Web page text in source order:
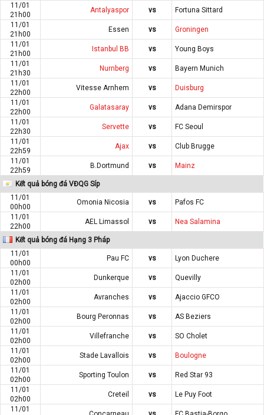
11/01
21h00
Antalyaspor vs
Fortuna Sittard
11/01
21h00
Essen vs
Groningen
11/01
21h00
Istanbul BB vs
Young Boys
11/01
21h30
Nurnberg vs
Bayern Munich
11/01
22h00
Vitesse Arnhem vs
Duisburg
11/01
22h00
Galatasaray vs
Adana Demirspor
11/01
22h30
Servette vs
FC Seoul
11/01
22h59
Ajax vs
Club Brugge
11/01
22h59
B.Dortmund vs Mainz
Kết quả bóng đá VĐQG Síp
11/01
00h00
Omonia Nicosia vs
Pafos FC
11/01
22h00
AEL Limassol vs Nea Salamina
Kết quả bóng đá Hạng 3 Pháp
11/01
00h00
Pau FC vs
Lyon Duchere
11/01
02h00
Dunkerque vs
Quevilly
11/01
02h00
Avranches vs
Ajaccio GFCO
11/01
02h00
Bourg Peronnas vs
AS Beziers
11/01
02h00
Villefranche vs
SO Cholet
11/01
02h00
Stade Lavallois vs
Boulogne
11/01
02h00
Sporting Toulon vs
Red Star 93
11/01
02h00
Creteil vs
Le Puy Foot
11/01